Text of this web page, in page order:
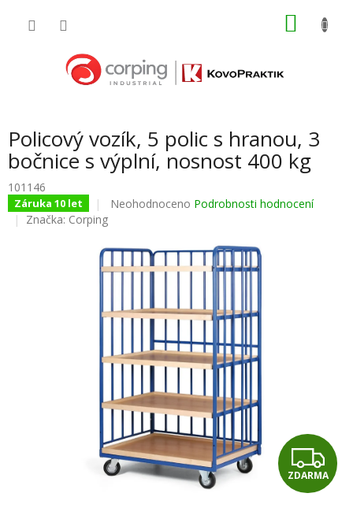
Policový vozík, 5 polic s hranou, 3
bočnice s výplní, nosnost 400 kg
101146
Záruka 10 let
Průměrné
je
0,0
z
hvězdiček.
Neohodnoceno Podrobnosti hodnocení
Značka: Corping
Z
D
ZDARMA